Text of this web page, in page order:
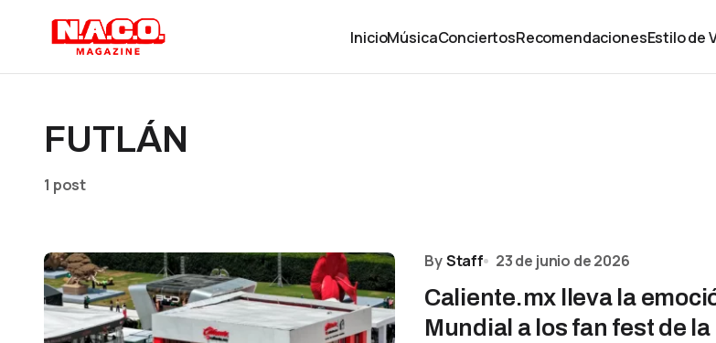
InicioMúsicaConciertosRecomendacionesEstilo de
FUTLÁN
1 post
ByStaff 23 de junio de 2026
Caliente.mx lleva la
Mundial a los fan fest de la